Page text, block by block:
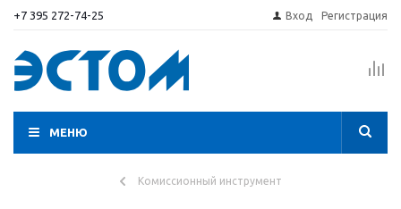
+7 395 272-74-25 Вход Регистрация
МЕНЮ
Комиссионный инструмент